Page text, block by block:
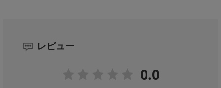
レビュー
0.0